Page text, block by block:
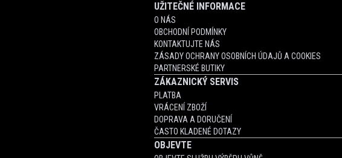
UŽITEČNÉ INFORMACE
O NÁS
OBCHODNÍ PODMÍNKY
KONTAKTUJTE NÁS
ZÁSADY OCHRANY OSOBNÍCH ÚDAJŮ A COOKIES
PARTNERSKÉ BUTIKY
ZÁKAZNICKÝ SERVIS
PLATBA
VRÁCENÍ ZBOŽÍ
DOPRAVA A DORUČENÍ
ČASTO KLADENÉ DOTAZY
OBJEVTE